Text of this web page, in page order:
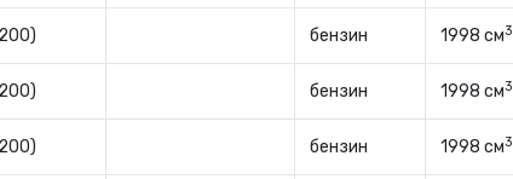
бензин 1998 см3
бензин 1998 см3
бензин 1998 см3